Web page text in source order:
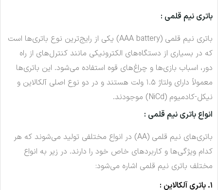
باتری نیم قلمی :
باتری نیم قلمی (AAA battery) یکی از رایج‌ترین نوع باتری‌ها است
که در بسیاری از دستگاه‌های الکترونیکی مانند کنترل‌های از راه
دور، اسباب بازی‌ها و چراغ‌های قوه استفاده می‌شود. این باتری‌ها
معمولاً دارای ولتاژ ۱.۵ ولت هستند و در دو نوع اصلی آلکالاین و
نیکل-کادمیوم (NiCd) موجودند.
انواع باتری نیم قلمی :
باتری‌های نیم قلمی (AA) در انواع مختلفی تولید می‌شوند که هر
کدام ویژگی‌ها و کاربردهای خاص خود را دارند. در زیر به انواع
مختلف باتری نیم قلمی اشاره می‌شود:
۱. باتری آلکالاین :